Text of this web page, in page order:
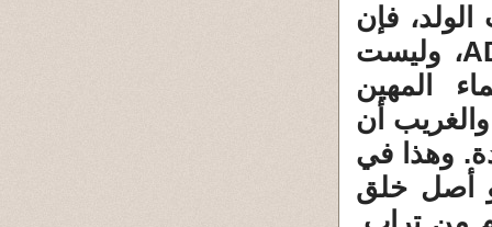
فإن
، وليست
المهين
نَخْلُقكُّم مِّن مَّاء مَّهِينٍ. المرسلات20. والغريب أن
وهذا في
أصل خلق